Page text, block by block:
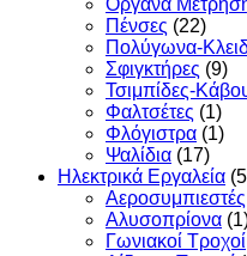
Όργανα
Πένσες (22)
Πολύγωνα-
Σφιγκτήρες (9)
Τσιμπίδες-
Φαλτσέτες (1)
Φλόγιστρα (1)
Ψαλίδια (17)
Ηλεκτρικά Εργαλεία
Αεροσυμπιεστές
Αλυσοπρίονα
Γωνιακοί Τροχοί